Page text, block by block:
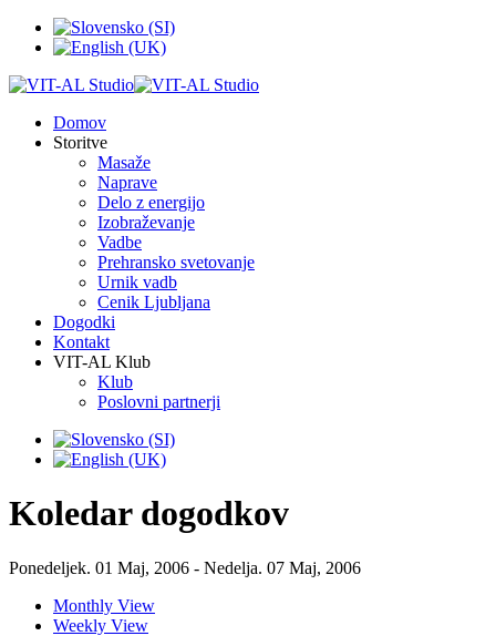
Domov
Storitve
Masaže
Naprave
Delo z energijo
Izobraževanje
Vadbe
Prehransko svetovanje
Urnik vadb
Cenik Ljubljana
Dogodki
Kontakt
VIT-AL Klub
Klub
Poslovni partnerji
Koledar dogodkov
Ponedeljek. 01 Maj, 2006 - Nedelja. 07 Maj, 2006
Monthly View
Weekly View